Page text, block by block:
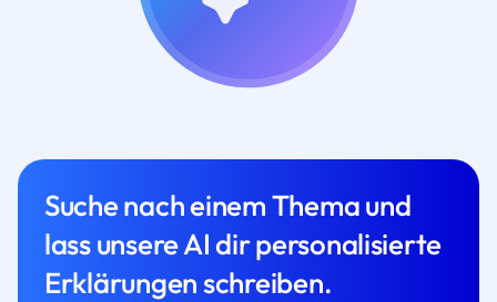
Suche nach einem Thema und
lass unsere AI dir personalisierte
Erklärungen schreiben.